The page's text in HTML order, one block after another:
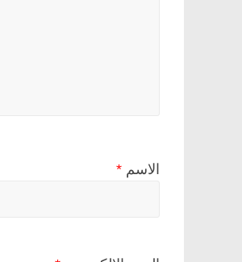
الاسم *